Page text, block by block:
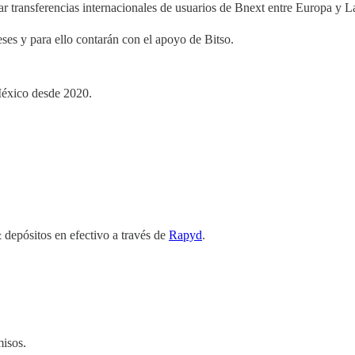
internacionales de usuarios de Bnext entre Europa y
y para ello contarán con el apoyo de Bitso.
desde 2020.
en efectivo a través de Rapyd.